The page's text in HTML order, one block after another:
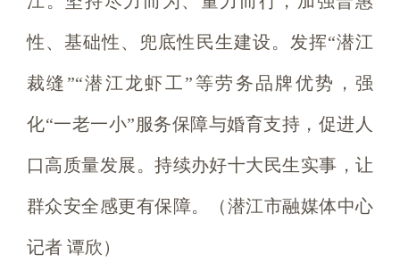
性、基础性、兜底性民生建设。发挥“潜江
裁缝”“潜江龙虾工”等劳务品牌优势，强
化“一老一小”服务保障与婚育支持，促进人
口高质量发展。持续办好十大民生实事，让
群众安全感更有保障。（潜江市融媒体中心
记者 谭欣）